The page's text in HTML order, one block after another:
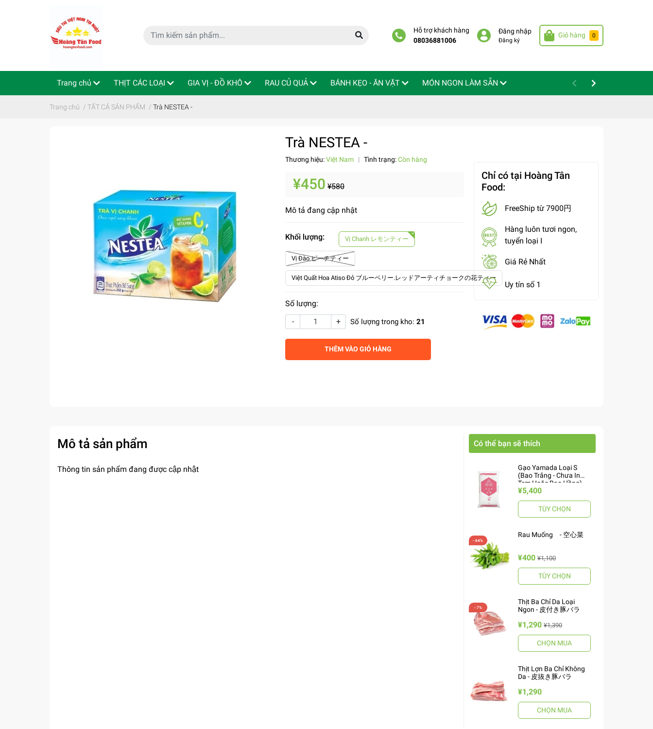
Hỗ trợ khách hàng
08036881006
Đăng nhập
Đăng ký
Giỏ hàng 0
Trang chủ THỊT CÁC LOẠI GIA VỊ - ĐỒ KHÔ RAU CỦ QUẢ BÁNH KẸO - ĂN VẶT MÓN NGON LÀM SẴN
特定商取引法 Indo - ThaiLan
Trang chủ / TẤT CẢ SẢN PHẨM / Trà NESTEA -
Trà NESTEA -
Thương hiệu:Việt Nam | Tình trạng:Còn hàng
¥450 ¥580
Mô tả đang cập nhật
Khối lượng: Vị Chanh レモンティー
Vị Đào ピーチティー
Việt Quất Hoa Atiso Đỏ ブルーベリー.レッドアーティチョークの花ティー
Số lượng:
-
+ Số lượng trong kho: 21
THÊM VÀO GIỎ HÀNG
Chỉ có tại Hoàng Tân
Food:
FreeShip từ 7900円
Hàng luôn tươi ngon,
tuyển loại I
Giá Rẻ Nhất
Uy tín số 1
Mô tả sản phẩm
Thông tin sản phẩm đang được cập nhật
Có thể bạn sẽ thích
Gạo Yamada Loại S
(Bao Trắng - Chưa In
Tem Hoặc Bao Hồng)
10kg ヤマダお米 S
¥5,400
TÙY CHỌN
Rau Muống - 空心菜
¥400 ¥1,100
TÙY CHỌN
Thịt Ba Chỉ Da Loại
Ngon - 皮付き豚バラ
¥1,290 ¥1,390
CHỌN MUA
Thịt Lợn Ba Chỉ Không
Da - 皮抜き豚バラ
¥1,290
CHỌN MUA